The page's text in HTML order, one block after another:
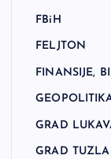
FBiH
FELJTON
FINANSIJE,
GRAD
GRAD TUZLA